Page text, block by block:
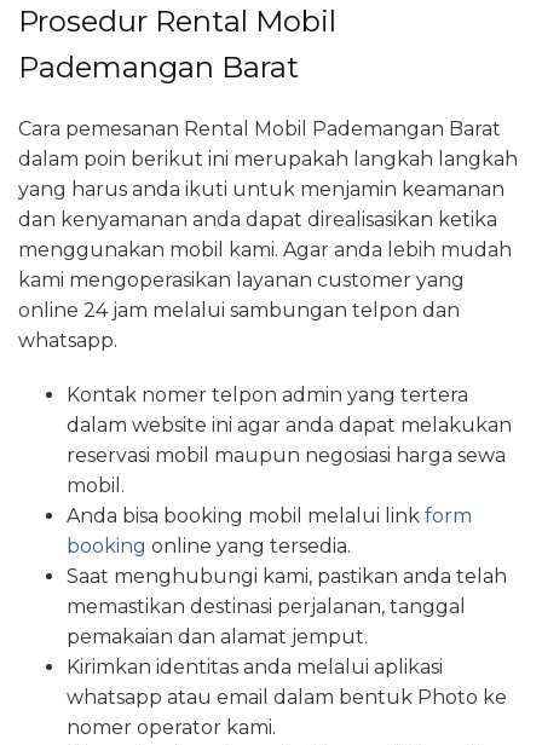
Prosedur Rental Mobil
Pademangan Barat
Cara pemesanan Rental Mobil Pademangan Barat
dalam poin berikut ini merupakah langkah langkah
yang harus anda ikuti untuk menjamin keamanan
dan kenyamanan anda dapat direalisasikan ketika
menggunakan mobil kami. Agar anda lebih mudah
kami mengoperasikan layanan customer yang
online 24 jam melalui sambungan telpon dan
whatsapp.
Kontak nomer telpon admin yang tertera
dalam website ini agar anda dapat melakukan
reservasi mobil maupun negosiasi harga sewa
mobil.
Anda bisa booking mobil melalui link form
booking online yang tersedia.
Saat menghubungi kami, pastikan anda telah
memastikan destinasi perjalanan, tanggal
pemakaian dan alamat jemput.
Kirimkan identitas anda melalui aplikasi
whatsapp atau email dalam bentuk Photo ke
nomer operator kami.